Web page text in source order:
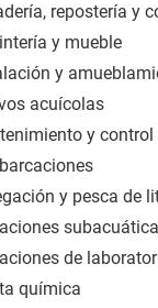
repostería y
y mueble
y
acuícolas
y
y pesca de
de
química